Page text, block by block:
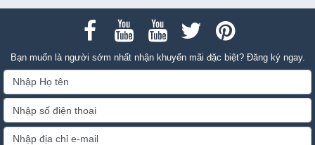
Bạn muốn là người sớm nhất nhận khuyến mãi đặc biệt? Đăng ký ngay.